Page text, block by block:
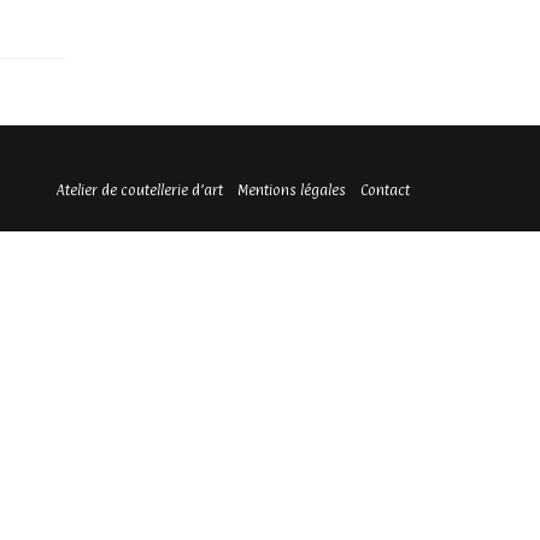
Atelier de coutellerie d’art Mentions légales Contact